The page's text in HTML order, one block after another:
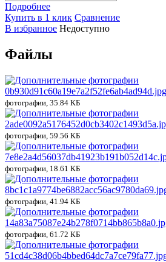
Подробнее
Купить в 1 клик Сравнение
В избранное Недоступно
Файлы
0b930d91c60a19e7a2f52fe6ab4ad94d.jpg
фотографии, 35.84 КБ
фотографии, 59.56 КБ
фотографии, 18.61 КБ
фотографии, 41.94 КБ
фотографии, 61.72 КБ